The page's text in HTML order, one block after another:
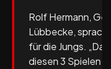
Rolf Hermann,
Lübbecke, sprach
für die Jungs.
diesen 3 Spielen